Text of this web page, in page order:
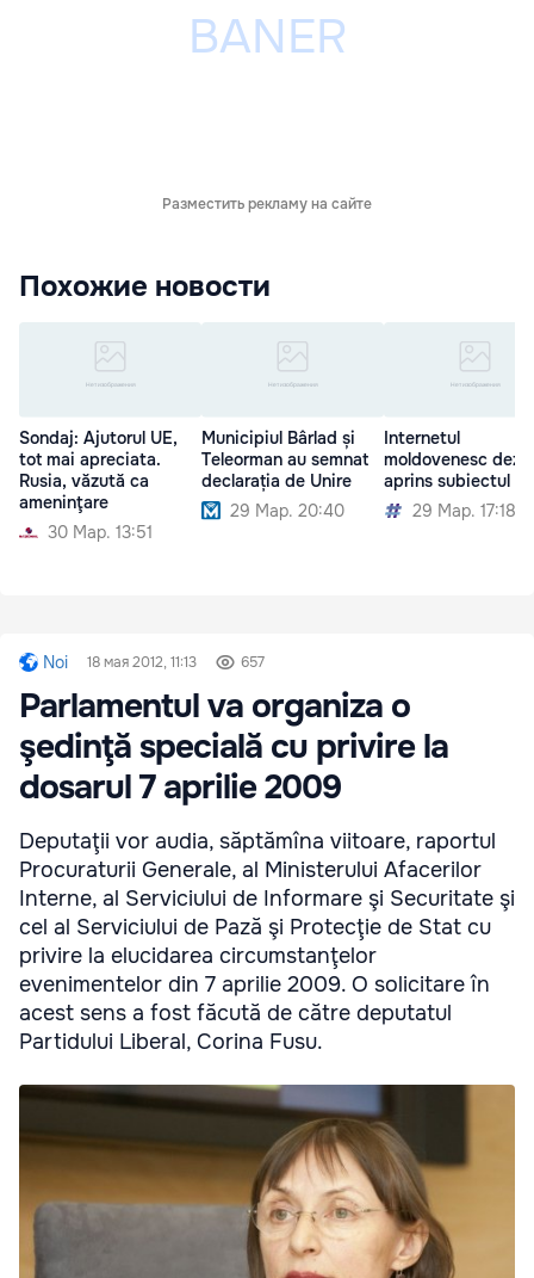
Разместить рекламу на сайте
Похожие новости
Sondaj: Ajutorul UE,
tot mai apreciata.
Rusia, văzută ca
ameninţare
30 Мар. 13:51
Municipiul Bârlad și
Teleorman au semnat
declarația de Unire
29 Мар. 20:40
Internetul
moldovenesc
aprins subiectul
29 Мар. 17:18
Noi 18 мая 2012, 11:13 657
Parlamentul va organiza o
şedinţă specială cu privire la
dosarul 7 aprilie 2009
Deputaţii vor audia, săptămîna viitoare, raportul
Procuraturii Generale, al Ministerului Afacerilor
Interne, al Serviciului de Informare şi Securitate şi
cel al Serviciului de Pază şi Protecţie de Stat cu
privire la elucidarea circumstanţelor
evenimentelor din 7 aprilie 2009. O solicitare în
acest sens a fost făcută de către deputatul
Partidului Liberal, Corina Fusu.